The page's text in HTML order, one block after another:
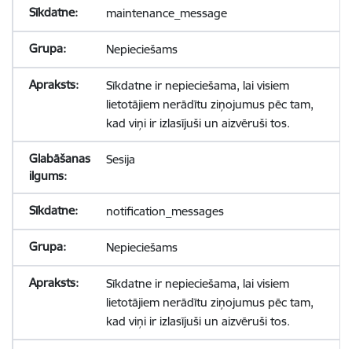
maintenance_message
Nepieciešams
Sīkdatne ir nepieciešama, lai visiem
lietotājiem nerādītu ziņojumus pēc tam,
kad viņi ir izlasījuši un aizvēruši tos.
Sesija
notification_messages
Nepieciešams
Sīkdatne ir nepieciešama, lai visiem
lietotājiem nerādītu ziņojumus pēc tam,
kad viņi ir izlasījuši un aizvēruši tos.